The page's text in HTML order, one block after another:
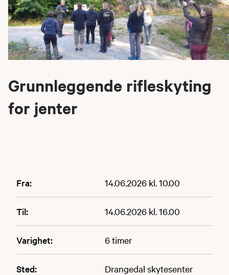
Grunnleggende rifleskyting
for jenter
Fra: 14.06.2026 kl. 10.00
Til: 14.06.2026 kl. 16.00
Varighet: 6 timer
Sted: Drangedal skytesenter